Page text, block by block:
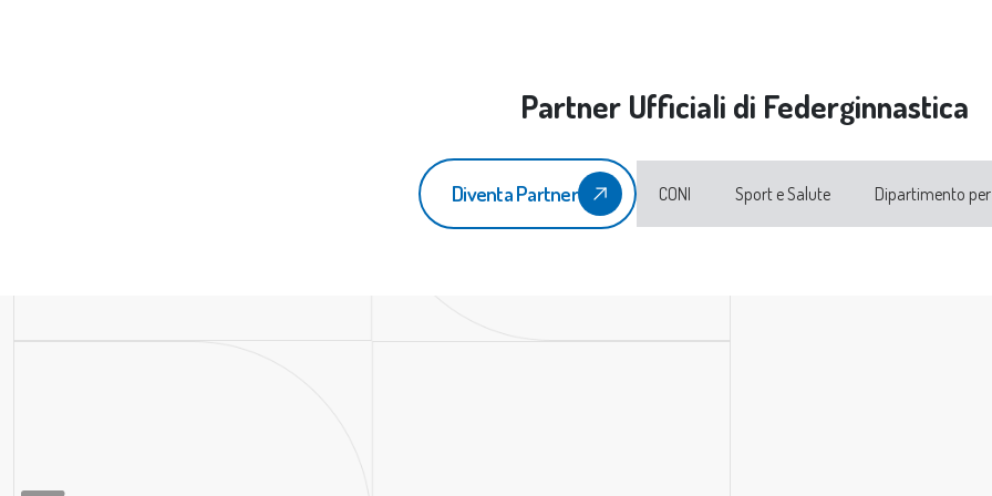
Partner Ufficiali di Federginnastica
Diventa Partner CONI Sport e Salute Dipartimento